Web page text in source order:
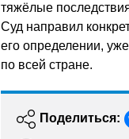
тяжёлые
Суд направил
его определении,
по всей стране.
Поделиться: